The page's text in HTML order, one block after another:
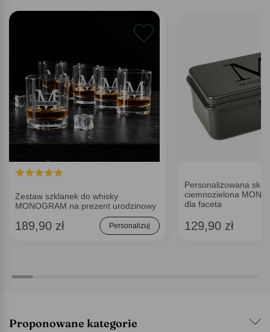
Zestaw szklanek do whisky
MONOGRAM na prezent urodzinowy
189,90 zł Personalizuj
Personalizowana
ciemnozielona
dla faceta
129,90 zł
Proponowane kategorie